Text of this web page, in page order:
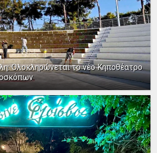
Ολοκληρώνεται το νέο Κηποθέατρο